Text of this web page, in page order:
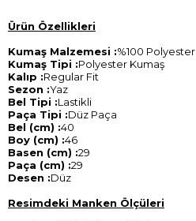
Ürün Özellikleri
Kumaş Malzemesi :%100 Polyester
Kumaş Tipi :Polyester Kumaş
Kalıp :Regular Fit
Sezon :Yaz
Bel Tipi :Lastikli
Paça Tipi :Düz Paça
Bel (cm) :40
Boy (cm) :46
Basen (cm) :29
Paça (cm) :29
Desen :Düz
Resimdeki Manken Ölçüleri